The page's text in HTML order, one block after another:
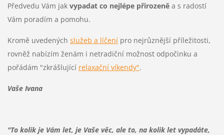
Předvedu Vám jakvypadat co nejlépe přirozeně a s radostí
Vám poradím a pomohu.
Kromě uvedených služeb a líčenípro nejrůznější příležitosti,
rovněž nabízím ženám i netradiční možnost odpočinku a
pořádám "zkrášlující relaxační víkendy".
Vaše Ivana
"To kolik je Vám let, je Vaše věc, ale to, na kolik let vypadáte,